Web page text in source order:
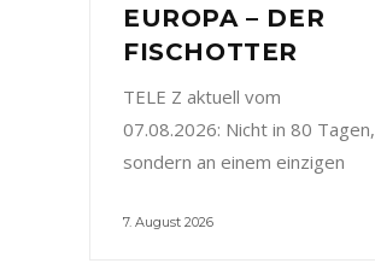
EUROPA – DER
FISCHOTTER
TELE Z aktuell vom
07.08.2026: Nicht in 80 Tagen,
sondern an einem einzigen
7. August 2026